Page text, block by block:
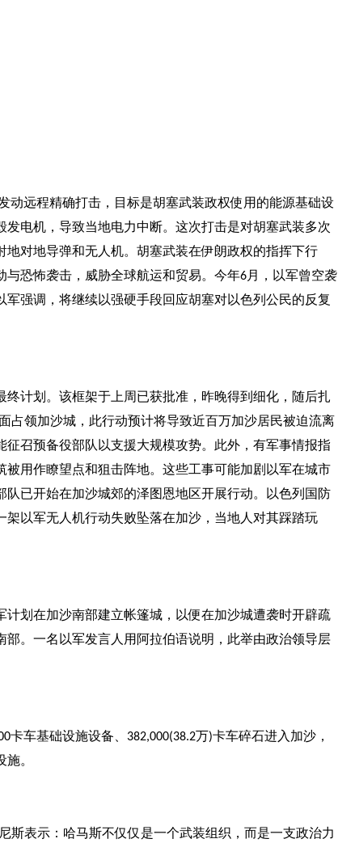
动远程精确打击，目标是胡塞武装政权使用的能源基础设
电机，导致当地电力中断。这次打击是对胡塞武装多次
对地导弹和无人机。胡塞武装在伊朗政权的指挥下行
恐怖袭击，威胁全球航运和贸易。今年6月，以军曾空袭
强调，将继续以强硬手段回应胡塞对以色列公民的反复
计划。该框架于上周已获批准，昨晚得到细化，随后扎
占领加沙城，此行动预计将导致近百万加沙居民被迫流离
召预备役部队以支援大规模攻势。此外，有军事情报指
用作瞭望点和狙击阵地。这些工事可能加剧以军在城市
队已开始在加沙城郊的泽图恩地区开展行动。以色列国防
以军无人机行动失败坠落在加沙，当地人对其踩踏玩
划在加沙南部建立帐篷城，以便在加沙城遭袭时开辟疏
。一名以军发言人用阿拉伯语说明，此举由政治领导层
卡车基础设施设备、 382,000(38.2万)卡车碎石进入加沙，
。
斯表示：哈马斯不仅仅是一个武装组织，而是一支政治力